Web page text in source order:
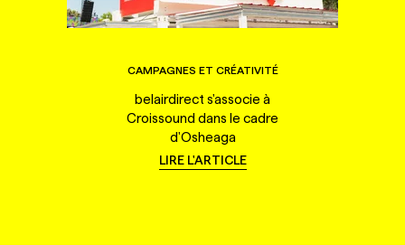
CAMPAGNES ET CRÉATIVITÉ
belairdirect s'associe à
Croissound dans le cadre
d'Osheaga
LIRE L'ARTICLE